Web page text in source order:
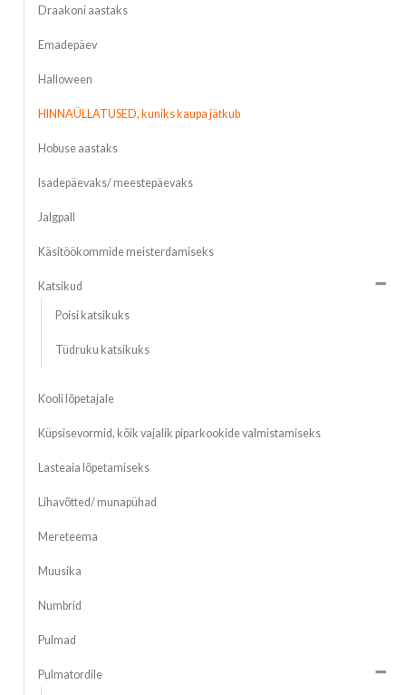
Draakoni aastaks
Emadepäev
Halloween
HINNAÜLLATUSED, kuniks kaupa jätkub
Hobuse aastaks
Isadepäevaks/ meestepäevaks
Jalgpall
Käsitöökommide meisterdamiseks
Katsikud
Poisi katsikuks
Tüdruku katsikuks
Kooli lõpetajale
Küpsisevormid, kõik vajalik piparkookide valmistamiseks
Lasteaia lõpetamiseks
Lihavõtted/ munapühad
Mereteema
Muusika
Numbrid
Pulmad
Pulmatordile